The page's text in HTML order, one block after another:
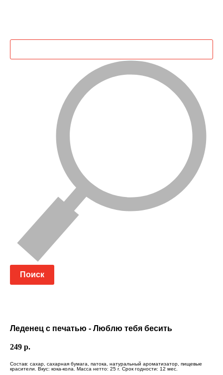
Поиск
Леденец с печатью - Люблю тебя бесить
249 р.
Состав: сахар, сахарная бумага, патока, натуральный ароматизатор, пищевые
красители. Вкус: кока-кола. Масса нетто: 25 г. Срок годности: 12 мес.